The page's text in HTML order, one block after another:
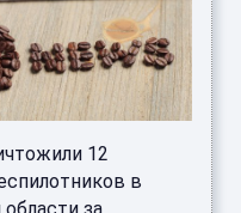
12
в